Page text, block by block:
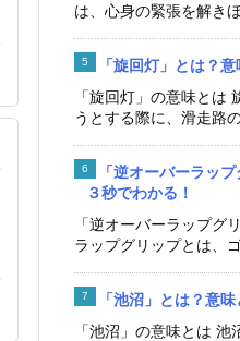
は、心身の緊張を解き
「旋回灯」とは？
「旋回灯」の意味とは
うとする際に、滑走路
「逆オーバーラッ
３秒でわかる！
「逆オーバーラップグ
ラップグリップとは、
「池沼」とは？意
「池沼」の意味とは